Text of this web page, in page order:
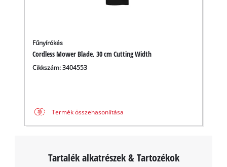
This content is not permitted to load due
to trackers that are not disclosed to the
Fűnyírókés
Cordless Mower Blade, 30 cm Cutting Width
Cikkszám: 3404553
Termék összehasonlítása
Tartalék alkatrészek & Tartozékok